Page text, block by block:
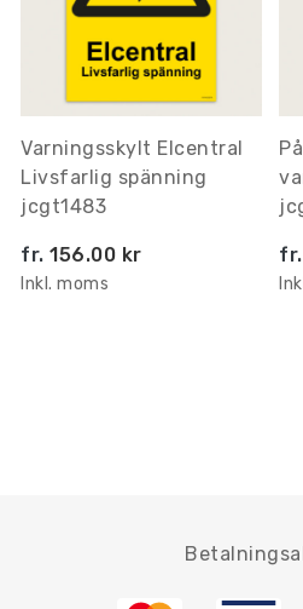
Varningsskylt Elcentral
Livsfarlig spänning
jcgt1483
fr. 156.00 kr
Inkl. moms
fr.